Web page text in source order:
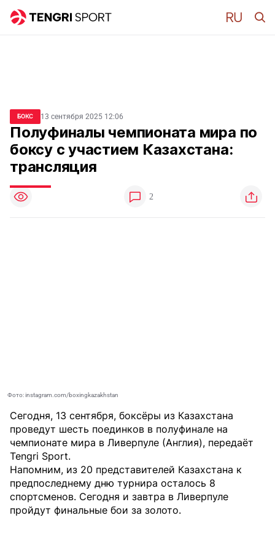
БОКС 13 сентября 2025 12:06
Полуфиналы чемпионата мира по
боксу с участием Казахстана:
трансляция
2
Фото: instagram.com/boxingkazakhstan
Сегодня, 13 сентября, боксёры из Казахстана
проведут шесть поединков в полуфинале на
чемпионате мира в Ливерпуле (Англия), передаёт
Tengri Sport.
Напомним, из 20 представителей Казахстана к
предпоследнему дню турнира осталось 8
спортсменов. Сегодня и завтра в Ливерпуле
пройдут финальные бои за золото.